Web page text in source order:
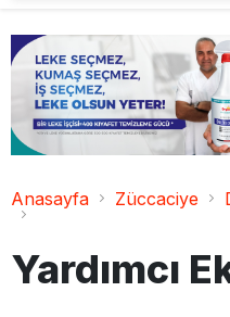
Anasayfa Züccaciye
Yardımcı